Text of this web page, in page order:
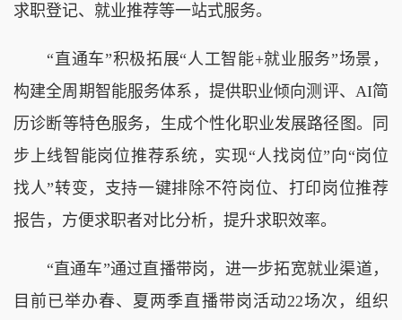
求职登记、就业推荐等一站式服务。
“直通车”积极拓展“人工智能+就业服务”场景，
构建全周期智能服务体系，提供职业倾向测评、AI简
历诊断等特色服务，生成个性化职业发展路径图。同
步上线智能岗位推荐系统，实现“人找岗位”向“岗位
找人”转变，支持一键排除不符岗位、打印岗位推荐
报告，方便求职者对比分析，提升求职效率。
“直通车”通过直播带岗，进一步拓宽就业渠道，
目前已举办春、夏两季直播带岗活动22场次，组织